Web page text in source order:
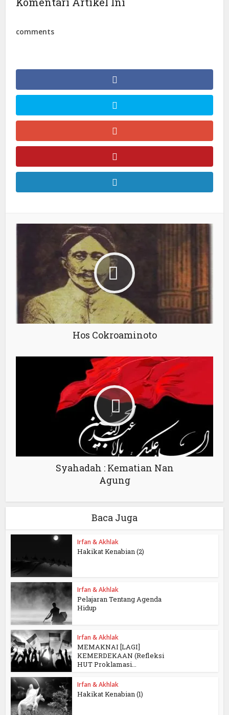
comments
Hos Cokroaminoto
Syahadah : Kematian Nan
Agung
Baca Juga
Irfan & Akhlak
Hakikat Kenabian (2)
Irfan & Akhlak
Pelajaran Tentang Agenda
Hidup
Irfan & Akhlak
MEMAKNAI [LAGI]
KEMERDEKAAN (Refleksi
HUT Proklamasi...
Irfan & Akhlak
Hakikat Kenabian (1)